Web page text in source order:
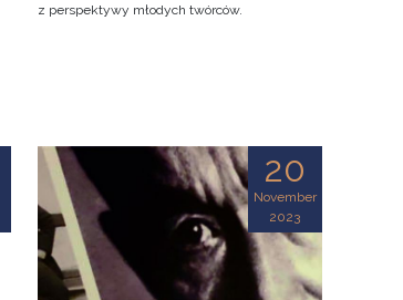
z perspektywy młodych twórców.
20
November
2023